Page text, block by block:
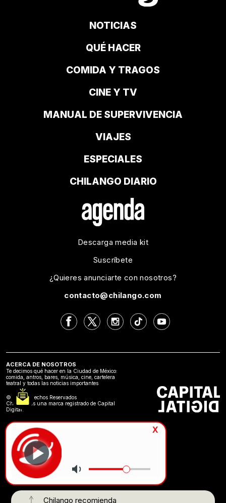
Chilango recomienda
NOTICIAS
QUÉ HACER
COMIDA Y TRAGOS
CINE Y TV
MANUAL DE SUPERVIVENCIA
VIAJES
ESPECIALES
CHILANGO DIARIO
Descarga media kit
Suscríbete
¿Quieres anunciarte con nosotros?
contacto@chilango.com
ACERCA DE NOSOTROS
Te decimos qué hacer en la Ciudad de México:
comida, antros, bares, música, cine, cartelera
teatral y todas las noticias importantes
©2024 Derechos Reservados
Chilango es una marca registrado de Capital
Digital.
x